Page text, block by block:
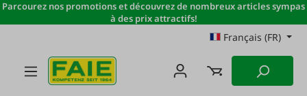
Passer au contenu principal
Parcourez nos promotions et découvrez de nombreux articles sympas
à des prix attractifs!
Français (FR)